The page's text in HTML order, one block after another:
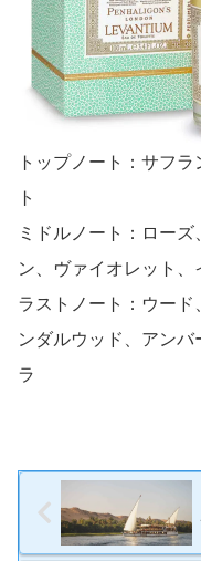
トップノート：サフ
ト
ミドルノート：ロー
ン、ヴァイオレット
ラストノート：ウー
ンダルウッド、アン
ラ